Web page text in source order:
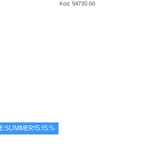
Kód: 54730-50